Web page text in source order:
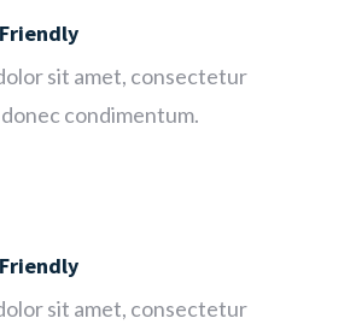
sit amet, consectetur
condimentum.
sit amet, consectetur